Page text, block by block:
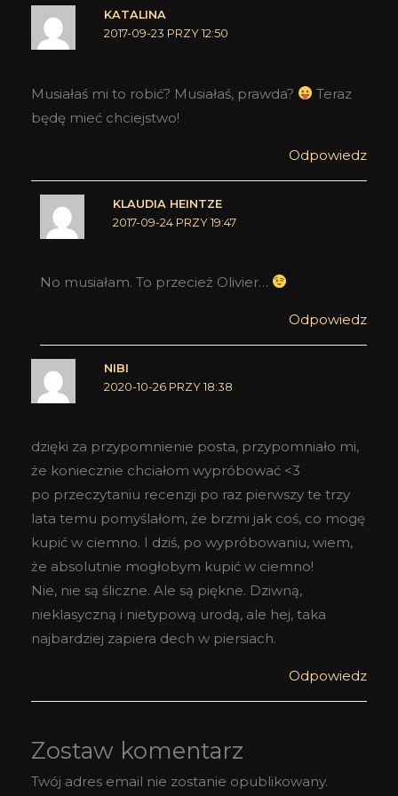
KATALINA
2017-09-23 PRZY 12:50
Musiałaś mi to robić? Musiałaś, prawda?
Teraz
będę mieć chciejstwo!
Odpowiedz
KLAUDIA HEINTZE
2017-09-24 PRZY 19:47
No musiałam. To przecież Olivier…
Odpowiedz
NIBI
2020-10-26 PRZY 18:38
dzięki za przypomnienie posta, przypomniało mi,
że koniecznie chciałom wypróbować <3
po przeczytaniu recenzji po raz pierwszy te trzy
lata temu pomyślałom, że brzmi jak coś, co mogę
kupić w ciemno. I dziś, po wypróbowaniu, wiem,
że absolutnie mogłobym kupić w ciemno!
Nie, nie są śliczne. Ale są piękne. Dziwną,
nieklasyczną i nietypową urodą, ale hej, taka
najbardziej zapiera dech w piersiach.
Odpowiedz
Zostaw komentarz
Twój adres email nie zostanie opublikowany.